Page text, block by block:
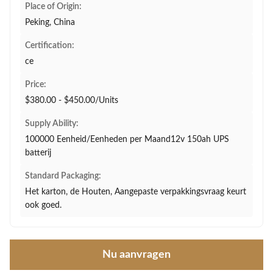
Place of Origin:
Peking, China
Certification:
ce
Price:
$380.00 - $450.00/Units
Supply Ability:
100000 Eenheid/Eenheden per Maand12v 150ah UPS
batterij
Standard Packaging:
Het karton, de Houten, Aangepaste verpakkingsvraag keurt
ook goed.
Nu aanvragen